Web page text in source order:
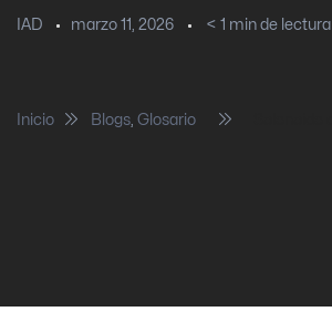
IAD marzo 11, 2026 < 1 min de lectura
Inicio Blogs Glosario